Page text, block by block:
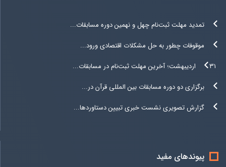
تمدید مهلت ثبت‌نام چهل و نهمین دوره مسابقات...
موقوفات چطور به حل مشکلات اقتصادی ورود...
۳۱ اردیبهشت؛ آخرین مهلت ثبت‌نام در مسابقات...
برگزاری دو دوره مسابقات بین المللی قرآن در...
گزارش تصویری نشست خبری تبیین دستاوردها...
پیوندهای مفید